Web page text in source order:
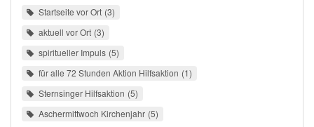
Startseite vor Ort 3
aktuell vor Ort 3
spiritueller Impuls 5
für alle 72 Stunden Aktion Hilfsaktion 1
Sternsinger Hilfsaktion 5
Aschermittwoch Kirchenjahr 5